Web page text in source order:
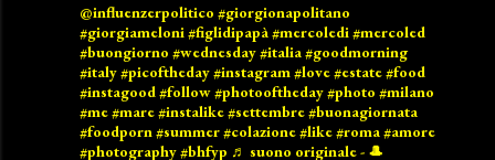
@influenzerpolitico #giorgionapolitano
#giorgiameloni#figlidipapà#mercoledi#mercoled
#buongiorno #wednesday#italia#goodmorning
#italy#picoftheday#instagram#love#estate#food
#instagood#follow#photooftheday#photo #milano
#me#mare#instalike#settembre#buonagiornata
#foodporn#summer#colazione#like#roma#amore
#photography#bhfyp ♬ suono originale - 🎩